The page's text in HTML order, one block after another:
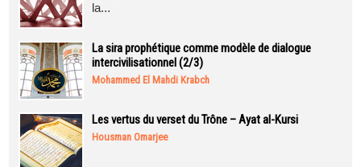
la...
La sira prophétique comme modèle de dialogue
intercivilisationnel (2/3)
Mohammed El Mahdi Krabch
Les vertus du verset du Trône – Ayat al-Kursi
Housman Omarjee